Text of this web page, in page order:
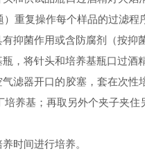
重复操作每个样品的过滤程
菌作用或含防腐剂（按抑
将针头和培养基瓶口过酒
器开口的胶塞，套在次性
养基；再取另外个夹子夹
时间进行培养。